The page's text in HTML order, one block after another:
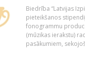
Biedrība “Latvijas
pieteikšanos
fonogrammu
(mūzikas ierakstu)
pasākumiem,